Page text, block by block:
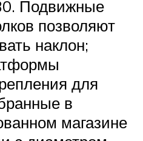
Подвижные
позволяют
наклон;
для
в
магазине